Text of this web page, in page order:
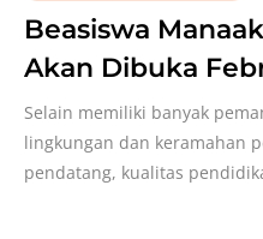
Beasiswa
Akan Dibuka
Selain memiliki banyak
lingkungan dan keramahan
pendatang, kualitas